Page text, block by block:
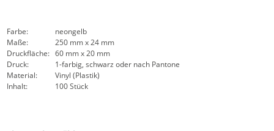
Farbe:
neongelb
Maße:
250 mm x 24 mm
Druckfläche: 60 mm x 20 mm
Druck:
1-farbig, schwarz oder nach Pantone
Material:
Vinyl (Plastik)
Inhalt:
100 Stück